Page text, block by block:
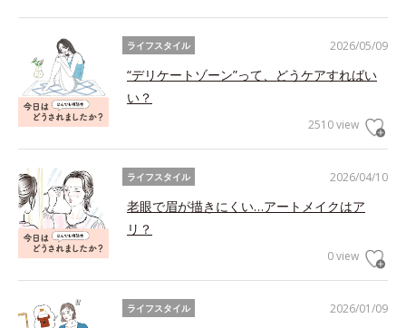
2026/05/09
ライフスタイル
“デリケートゾーン”って、どうケアすればい
い？
2510 view
2026/04/10
ライフスタイル
老眼で眉が描きにくい…アートメイクはア
リ？
0 view
2026/01/09
ライフスタイル